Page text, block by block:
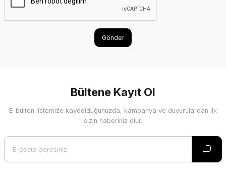
Gönder
Bültene Kayıt Ol
E-bülten listemize kaydolduğunuzda, kampanya ve duyurulardan ilk
sizin haberiniz olur.